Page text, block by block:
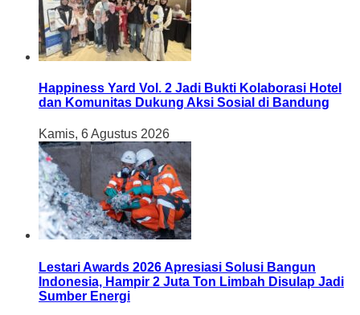
Happiness Yard Vol. 2 Jadi Bukti Kolaborasi Hotel
dan Komunitas Dukung Aksi Sosial di Bandung
Kamis, 6 Agustus 2026
Lestari Awards 2026 Apresiasi Solusi Bangun
Indonesia, Hampir 2 Juta Ton Limbah Disulap Jadi
Sumber Energi